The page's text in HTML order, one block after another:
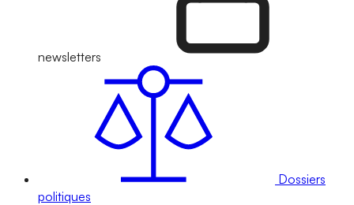
newsletters
Dossiers
politiques